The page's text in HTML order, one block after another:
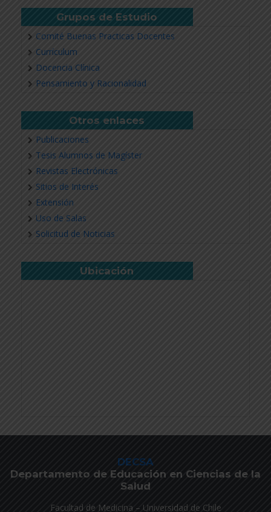
Grupos de Estudio
Comité Buenas Practicas Docentes
Currículum
Docencia Clínica
Pensamiento y Racionalidad
Otros enlaces
Publicaciones
Tesis Alumnos de Magíster
Revistas Electrónicas
Sitios de Interés
Extensión
Uso de Salas
Solicitud de Noticias
Ubicación
DECSA
Departamento de Educación en Ciencias de la
Salud
Facultad de Medicina – Universidad de Chile